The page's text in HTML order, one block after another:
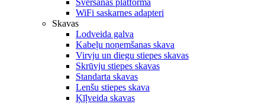
WiFi saskarnes adapteri
Skavas
Lodveida galva
Kabeļu noņemšanas skava
Virvju un diegu stiepes skavas
Skrūvju stiepes skavas
Standarta skavas
Lenšu stiepes skava
Ķīļveida skavas